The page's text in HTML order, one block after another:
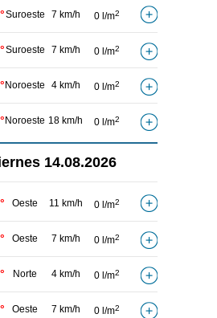
Suroeste 7 km/h 0 l/m2
Suroeste 7 km/h 0 l/m2
Noroeste 4 km/h 0 l/m2
Noroeste 18 km/h 0 l/m2
14.08.2026
Oeste 11 km/h 0 l/m2
Oeste 7 km/h 0 l/m2
Norte 4 km/h 0 l/m2
Oeste 7 km/h 0 l/m2